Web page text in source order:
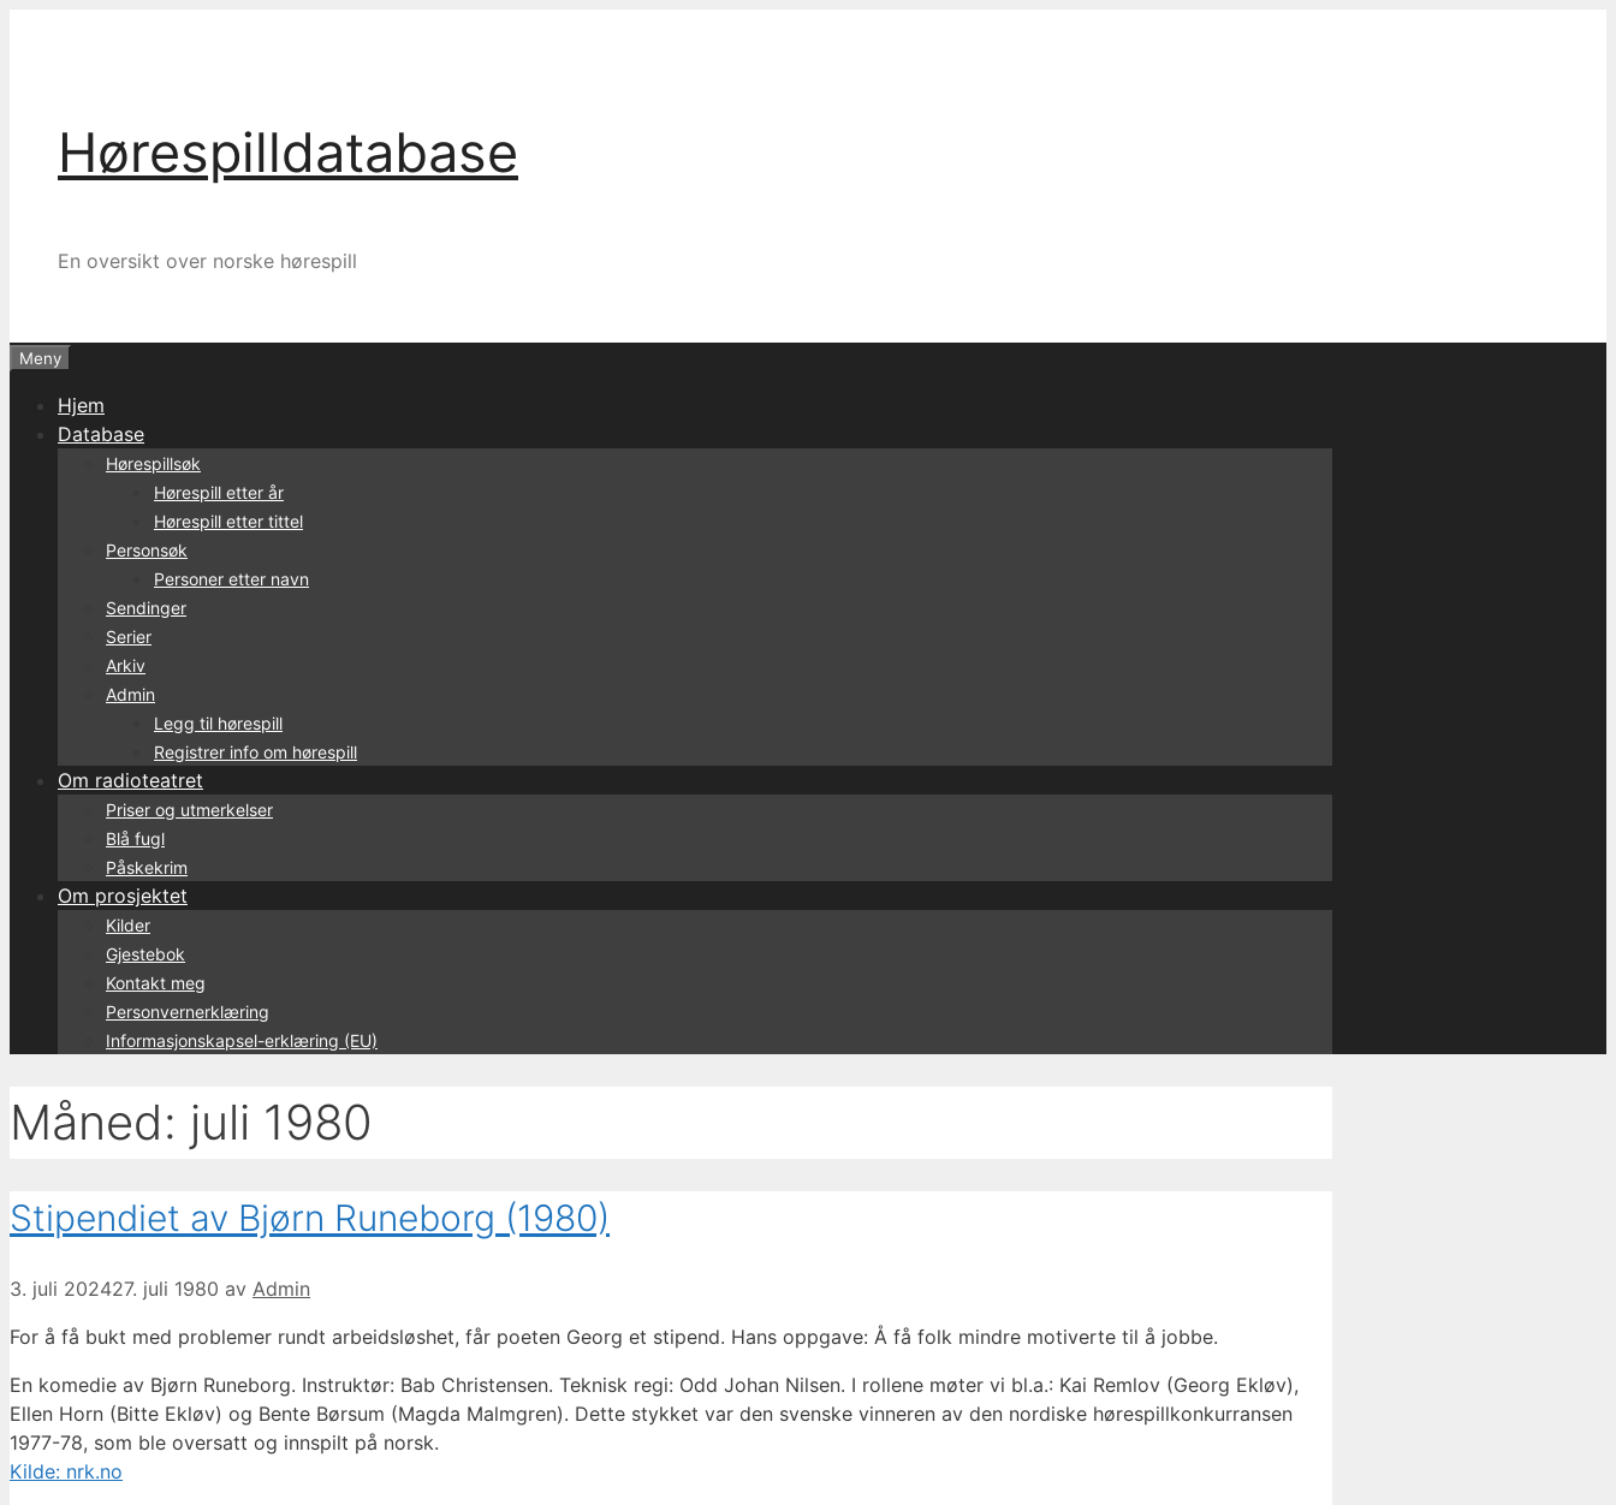
Hørespilldatabase
En oversikt over norske hørespill
Meny
Hjem
Database
Hørespillsøk
Hørespill etter år
Hørespill etter tittel
Personsøk
Personer etter navn
Sendinger
Serier
Arkiv
Admin
Legg til hørespill
Registrer info om hørespill
Om radioteatret
Priser og utmerkelser
Blå fugl
Påskekrim
Om prosjektet
Kilder
Gjestebok
Kontakt meg
Personvernerklæring
Informasjonskapsel-erklæring (EU)
Måned: juli 1980
Stipendiet av Bjørn Runeborg (1980)
3. juli 202427. juli 1980 av Admin
For å få bukt med problemer rundt arbeidsløshet, får poeten Georg et stipend. Hans oppgave: Å få folk mindre motiverte til å jobbe.
En komedie av Bjørn Runeborg. Instruktør: Bab Christensen. Teknisk regi: Odd Johan Nilsen. I rollene møter vi bl.a.: Kai Remlov (Georg Ekløv),
Ellen Horn (Bitte Ekløv) og Bente Børsum (Magda Malmgren). Dette stykket var den svenske vinneren av den nordiske hørespillkonkurransen
1977-78, som ble oversatt og innspilt på norsk.
Kilde: nrk.no